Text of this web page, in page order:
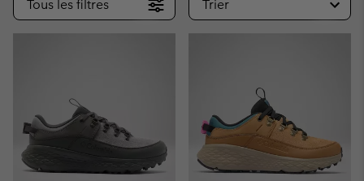
Tous les filtres Trier